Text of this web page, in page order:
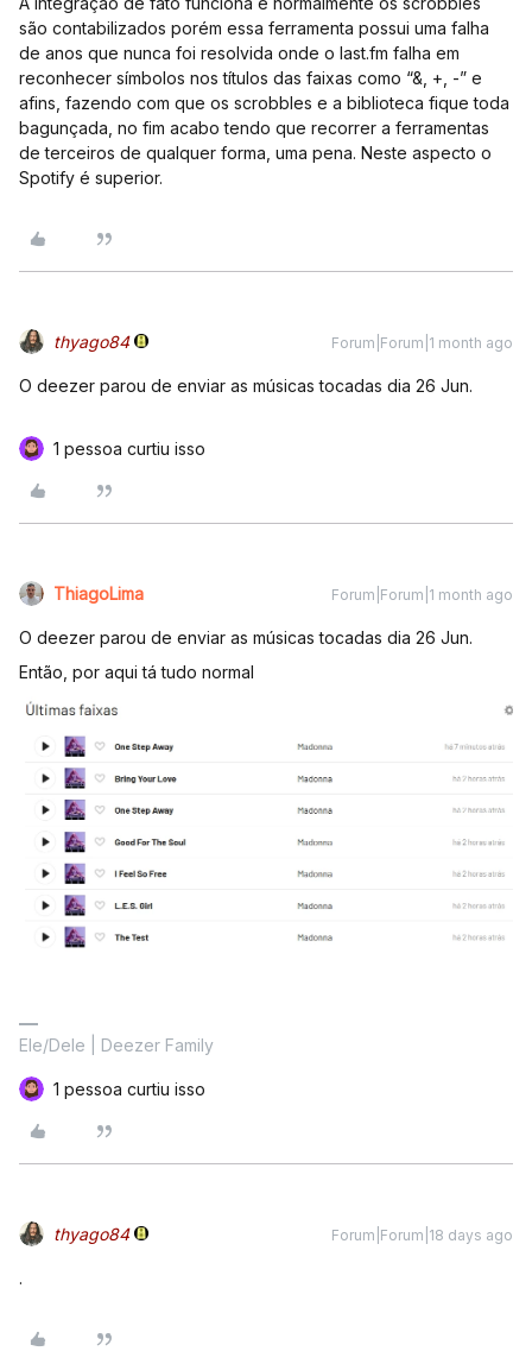
são contabilizados porém essa ferramenta possui uma falha
de anos que nunca foi resolvida onde o last.fm falha em
reconhecer símbolos nos títulos das faixas como “&, +, -” e
afins, fazendo com que os scrobbles e a biblioteca fique toda
bagunçada, no fim acabo tendo que recorrer a ferramentas
de terceiros de qualquer forma, uma pena. Neste aspecto o
Spotify é superior.
thyago84 Forum|Forum|1 month ago
O deezer parou de enviar as músicas tocadas dia 26 Jun.
1 pessoa curtiu isso
ThiagoLima Forum|Forum|1 month ago
O deezer parou de enviar as músicas tocadas dia 26 Jun.
Então, por aqui tá tudo normal
Ele/Dele | Deezer Family
1 pessoa curtiu isso
thyago84 Forum|Forum|18 days ago
.